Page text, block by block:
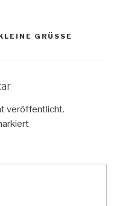
GRÜSSE
veröffentlicht.